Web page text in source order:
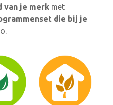
van je merk met
die bij je